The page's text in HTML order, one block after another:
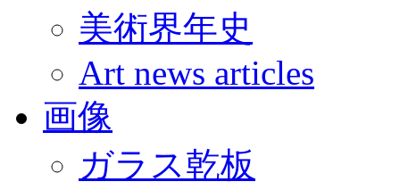
美術界年史
Art news articles
画像
ガラス乾板